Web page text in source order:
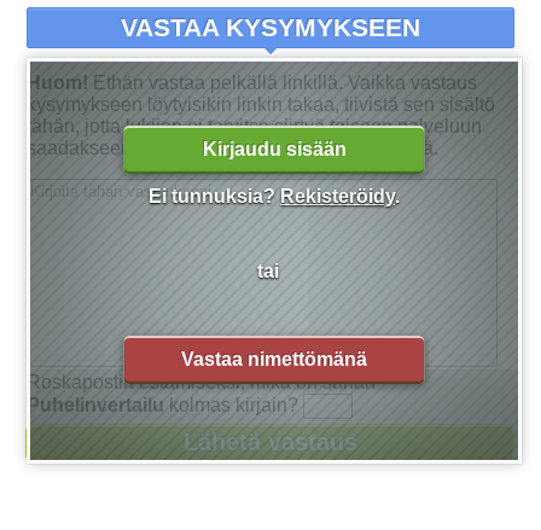
Kirjaudu sisään
Ei tunnuksia? Rekisteröidy.
tai
Vastaa nimettömänä
VASTAA KYSYMYKSEEN
Huom! Ethän vastaa pelkällä linkillä. Vaikka vastaus
kysymykseen löytyisikin linkin takaa, tiivistä sen sisältö
tähän, jotta lukijan ei tarvitse siirtyä toiseen palveluun
saadakseen tarkan vastauksen kysymykseensä.
Roskapostin estämiseksi, mikä on sanan
Puhelinvertailu kolmas kirjain?